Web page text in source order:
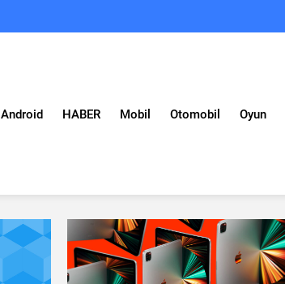
Android HABER Mobil Otomobil Oyun